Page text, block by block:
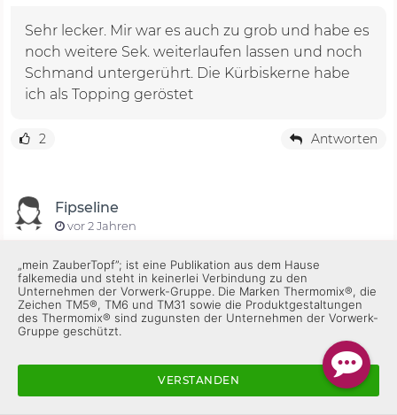
Sehr lecker. Mir war es auch zu grob und habe es
noch weitere Sek. weiterlaufen lassen und noch
Schmand untergerührt. Die Kürbiskerne habe
ich als Topping geröstet
2 Antworten
Fipseline
vor 2 Jahren
„mein ZauberTopf”; ist eine Publikation aus dem Hause
falkemedia und steht in keinerlei Verbindung zu den
Unternehmen der Vorwerk-Gruppe. Die Marken Thermomix®, die
Zeichen TM5®, TM6 und TM31 sowie die Produktgestaltungen
des Thermomix® sind zugunsten der Unternehmen der Vorwerk-
Gruppe geschützt.
VERSTANDEN